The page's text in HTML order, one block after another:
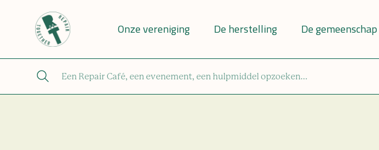
Onze vereniging De herstelling De gemeenschap